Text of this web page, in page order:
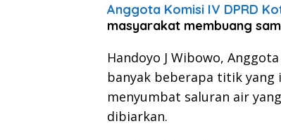
Anggota Komisi IV DPRD
masyarakat membuang
Handoyo J Wibowo,
banyak beberapa titik
menyumbat saluran air
dibiarkan.